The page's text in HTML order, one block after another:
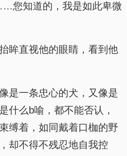
您知道的，我是如此卑微
眸直视他的眼睛，看到他
是一条忠心的犬，又像是
什么b喻，都不能否认，
缚着，如同戴着口枷的野
却不得不残忍地自我控